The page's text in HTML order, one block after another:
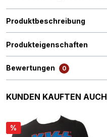
Produktbeschreibung
Produkteigenschaften
Bewertungen 0
Produktgalerie überspringen
KUNDEN KAUFTEN AUCH
%